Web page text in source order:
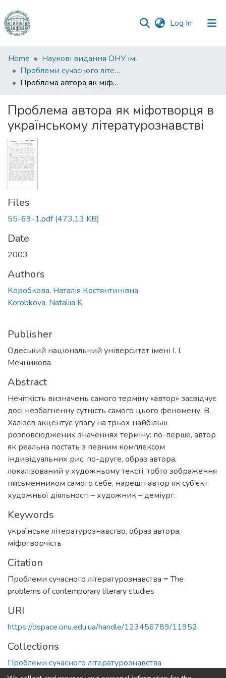
Log In (current)
Communities
&
Collections
Statistics
Home
Наукові видання ОНУ імені І. І. Мечникова
Проблеми сучасного літературознавства
Проблема автора як міфотворця в українському літературознавстві
Проблема автора як міфотворця в
українському літературознавстві
Files
55-69-1.pdf(473.13 KB)
Date
2003
Authors
Коробкова, Наталія Костянтинівна
Korobkova, Nataliia K.
Publisher
Одеський національний університет імені І. І.
Мечникова
Abstract
Нечіткість визначень самого терміну «автор» засвідчує
досі незбагненну сутність самого цього феномену. В.
Халізєв акцентує увагу на трьох найбільш
розповсюджених значеннях терміну: по-перше, автор
як реальна постать з певним комплексом
індивідуальних рис, по-друге, образ автора,
локалізований у художньому тексті, тобто зображення
письменником самого себе, нарешті автор як суб’єкт
художньої діяльності – художник – деміург.
Keywords
українське літературознавство, образ автора,
міфотворчість
Citation
Проблеми сучасного літературознавства = The
problems of contemporary literary studies
URI
https://dspace.onu.edu.ua/handle/123456789/11952
Collections
Проблеми сучасного літературознавства